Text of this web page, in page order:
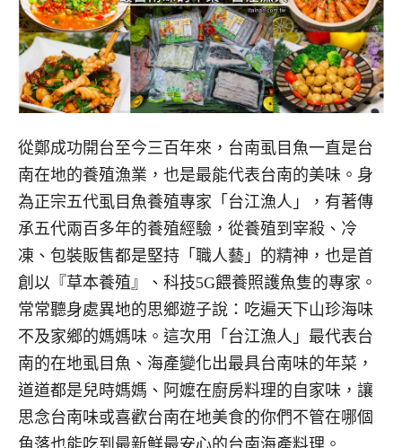
從鄭成功開台至今三百年來，台南虱目魚一直是台
南在地的養殖漁業，也是最能代表台南的美味。身
為正宗五代虱目魚養殖專家「台江漁人」，有著傳
承五代兩百多年的養殖經驗，從養殖到宰殺、冷
凍、包裝販售都是堅持「職人藝」的精神，也是首
創以『草本養殖』、科技5G餵養照護魚隻的專家。
常常聽身處異地的思鄉遊子說：吃遍天下山珍海味
不及家鄉的媽媽味。這次用「台江漁人」最代表台
南的在地虱目魚、海產變化出最具台南味的年菜，
道道都是兒時媽媽、阿嬤在廚房料理的自家味，讓
思念台南味或喜歡台南在地美食的你們不管在哪個